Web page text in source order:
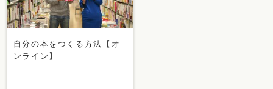
自分の本をつくる方法【オ
ンライン】